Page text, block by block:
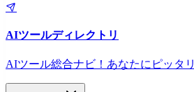
AIツールディレクトリ
AIツール総合ナビ！あなたにピッタ